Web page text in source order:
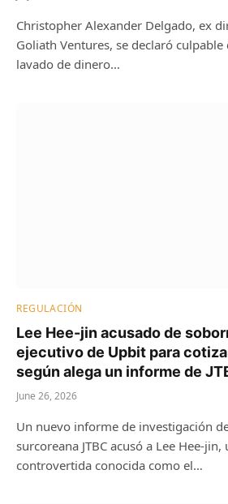
Christopher Alexander Delgado, ex
Goliath Ventures, se declaró
lavado de dinero…
REGULACIÓN
Lee Hee-jin acusado de
ejecutivo de Upbit para
según alega un informe de
June 26, 2026
Un nuevo informe de investigación
surcoreana JTBC acusó a Lee Hee-
controvertida conocida como el…